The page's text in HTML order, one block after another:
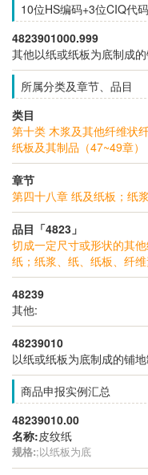
10位HS编码+3位CIQ代
4823901000.999
其他以纸或纸板为底制成
所属分类及章节、品目
类目
第十类 木浆及其他纤维状
纸板及其制品（47~49章）
章节
第四十八章 纸及纸板；纸
品目「4823」
切成一定尺寸或形状的其
纸；纸浆、纸、纸板、纤
48239
其他:
48239010
以纸或纸板为底制成的铺
商品申报实例汇总
48239010.00
名称:皮纹纸
规格:;以纸板为底